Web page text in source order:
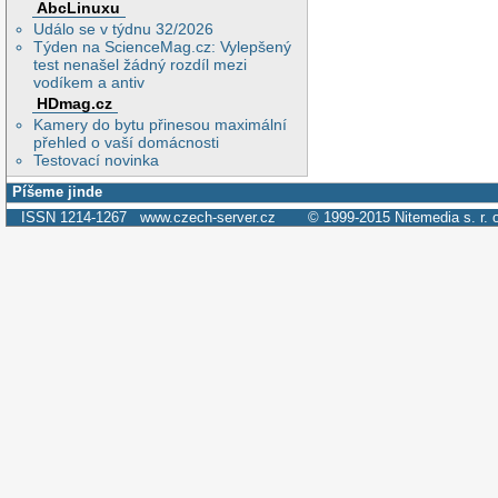
AbcLinuxu
Událo se v týdnu 32/2026
Týden na ScienceMag.cz: Vylepšený
test nenašel žádný rozdíl mezi
vodíkem a antiv
HDmag.cz
Kamery do bytu přinesou maximální
přehled o vaší domácnosti
Testovací novinka
Píšeme jinde
ISSN 1214-1267 www.czech-server.cz © 1999-2015 Nitemedia s. r.